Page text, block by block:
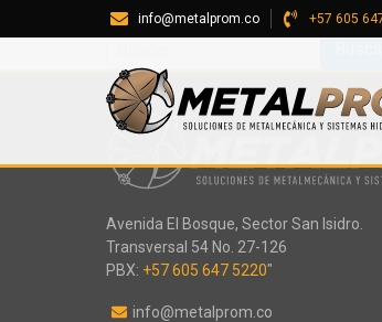
info@metalprom.co +57 605
Sorry, no results were found.
Buscar:
Avenida El Bosque, Sector San Isidro.
Transversal 54 No. 27-126
PBX: +57 605 647 5220"
info@metalprom.co